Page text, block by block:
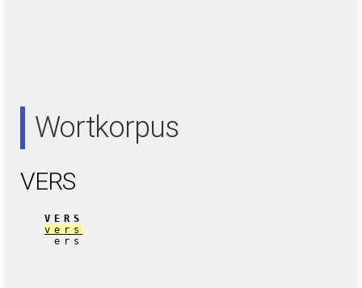
Wortkorpus
VERS
VERS
vers
ers